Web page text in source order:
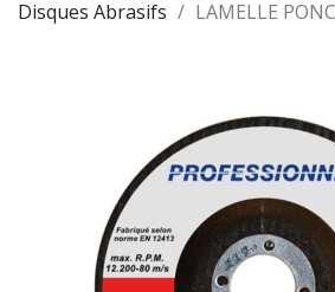
Disques Abrasifs
LAMELLE